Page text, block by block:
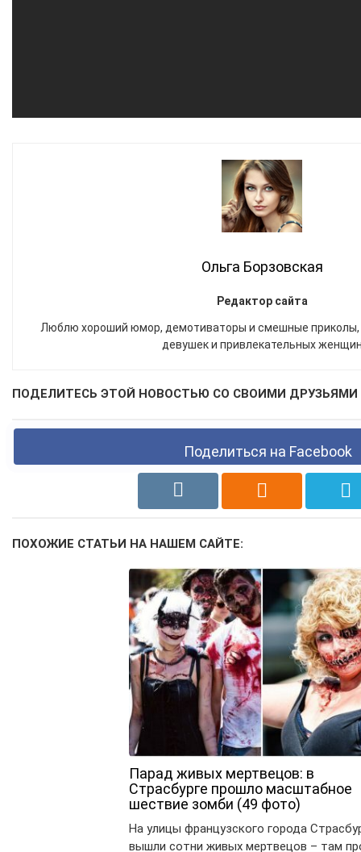
Ольга Борзовская
Редактор сайта
Люблю хороший юмор, демотиваторы и смешные приколы,
девушек и привлекательных
ПОДЕЛИТЕСЬ ЭТОЙ НОВОСТЬЮ СО СВОИМИ
Поделиться на Facebook
ПОХОЖИЕ СТАТЬИ НА НАШЕМ САЙТЕ:
Парад живых мертвецов: в
Страсбурге прошло масштабное
шествие зомби (49 фото)
На улицы французского города
вышли сотни живых мертвецов – там